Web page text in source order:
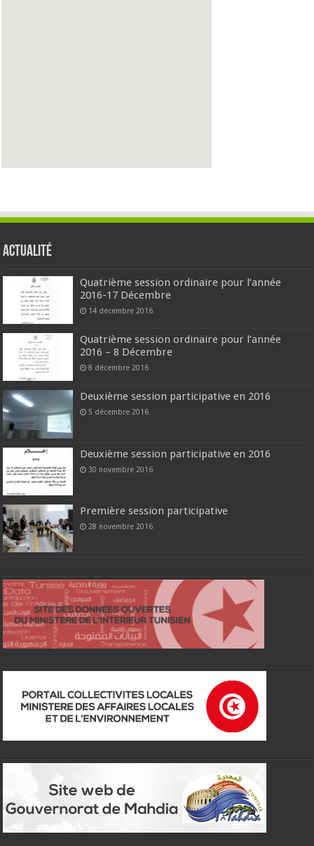
Actualité
Quatrième session ordinaire pour l’année
2016-17 Décembre
14 décembre 2016
Quatrième session ordinaire pour l’année
2016 – 8 Décembre
8 décembre 2016
Deuxième session participative en 2016
5 décembre 2016
Deuxième session participative en 2016
30 novembre 2016
Première session participative
28 novembre 2016